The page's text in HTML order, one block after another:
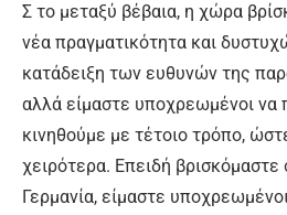
Σ το μεταξύ βέβαια, η χώρα
νέα πραγματικότητα και
κατάδειξη των ευθυνών της
αλλά είμαστε υποχρεωμένοι να
κινηθούμε με τέτοιο τρόπο,
χειρότερα. Επειδή
Γερμανία, είμαστε